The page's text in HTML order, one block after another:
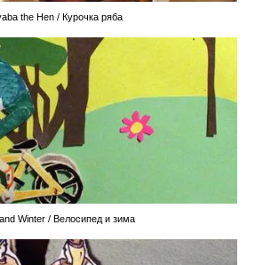
the Hen / Курочка ряба
Winter / Велосипед и зима